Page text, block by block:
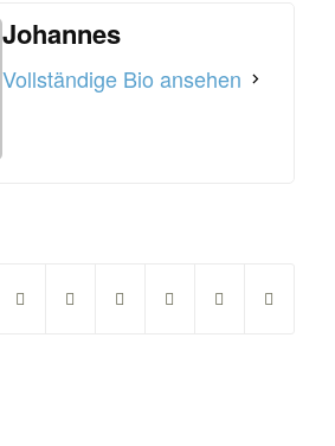
Johannes
Vollständige Bio ansehen